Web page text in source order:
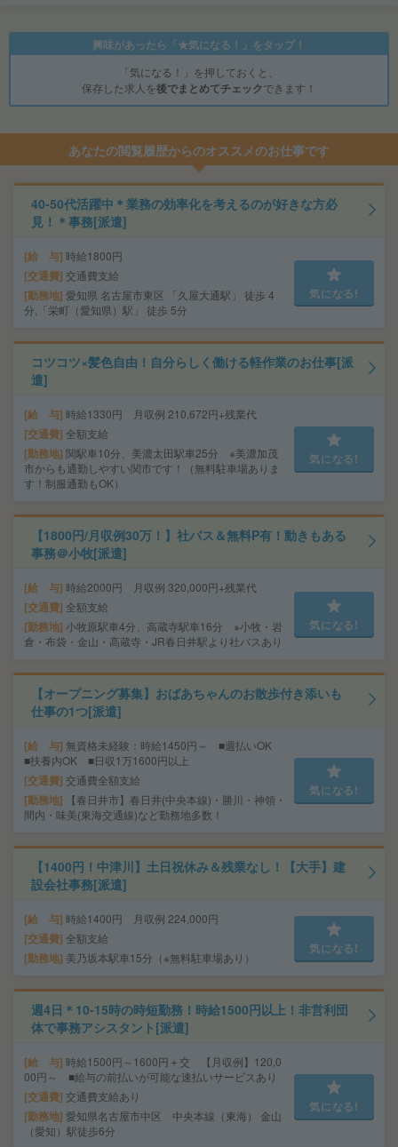
興味があったら「★気になる！」をタップ！
「気になる！」を押しておくと、
保存した求人を後でまとめてチェックできます！
あなたの閲覧履歴からのオススメのお仕事です
40-50代活躍中＊業務の効率化を考えるのが好きな方必
見！＊事務[派遣]
給 与 時給1800円
交通費 交通費支給
勤務地 愛知県 名古屋市東区 「久屋大通駅」 徒歩 4
分,「栄町（愛知県）駅」 徒歩 5分
気になる!
コツコツ×髪色自由！自分らしく働ける軽作業のお仕事[派
遣]
給 与 時給1330円 月収例 210,672円+残業代
交通費 全額支給
勤務地 関駅車10分、美濃太田駅車25分 ※美濃加茂
市からも通勤しやすい関市です！（無料駐車場ありま
す！制服通勤もOK）
気になる!
【1800円/月収例30万！】社バス＆無料P有！動きもある
事務＠小牧[派遣]
給 与 時給2000円 月収例 320,000円+残業代
交通費 全額支給
勤務地 小牧原駅車4分、高蔵寺駅車16分 ※小牧・岩
倉・布袋・金山・高蔵寺・JR春日井駅より社バスあり
気になる!
【オープニング募集】おばあちゃんのお散歩付き添いも
仕事の1つ[派遣]
給 与 無資格未経験：時給1450円～ ■週払いOK
■扶養内OK ■日収1万1600円以上
交通費 交通費全額支給
勤務地
【春日井市】春日井(中央本線)・勝川・神領・
間内・味美(東海交通線)など勤務地多数！
気になる!
【1400円！中津川】土日祝休み＆残業なし！【大手】建
設会社事務[派遣]
給 与 時給1400円 月収例 224,000円
交通費 全額支給
勤務地 美乃坂本駅車15分（※無料駐車場あり）
気になる!
週4日＊10-15時の時短勤務！時給1500円以上！非営利団
体で事務アシスタント[派遣]
給 与 時給1500円～1600円＋交 【月収例】120,0
00円～ ■給与の前払いが可能な速払いサービスあり
交通費 交通費支給あり
勤務地 愛知県名古屋市中区 中央本線（東海） 金山
（愛知）駅徒歩6分
気になる!